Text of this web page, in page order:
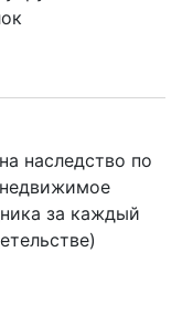
наследство по
за каждый